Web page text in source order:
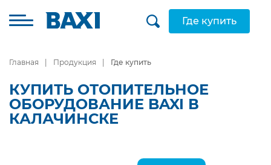
Где купить
Главная Продукция Где купить
КУПИТЬ ОТОПИТЕЛЬНОЕ
ОБОРУДОВАНИЕ BAXI В
КАЛАЧИНСКЕ